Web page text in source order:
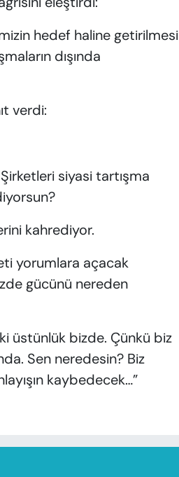
hedef haline getirilmesi
dışında
verdi:
siyasi tartışma
kahrediyor.
yorumlara açacak
gücünü nereden
üstünlük bizde. Çünkü biz
Sen neredesin? Biz
kaybedecek…”